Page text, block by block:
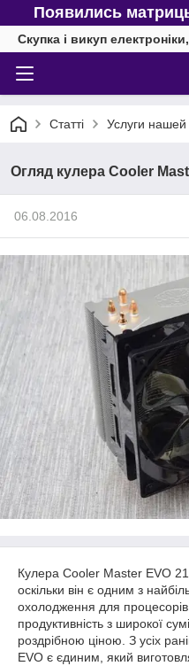
Появились
Скупка і викуп
Статті Услуги
Огляд кулера Cooler
06.08.2016
Кулера Cooler Master EVO
оскільки він є одним з
охолодження для
продуктивність з широкої
роздрібною ціною. З усіх
EVO є єдиним, який